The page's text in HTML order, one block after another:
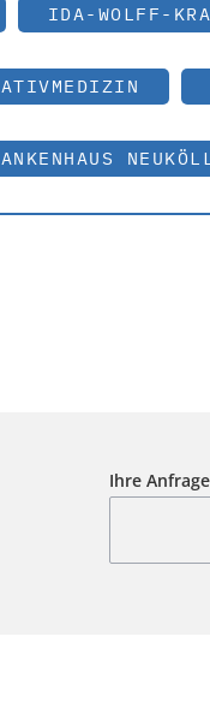
IDA-WOLFF-
Ihre Anfrage